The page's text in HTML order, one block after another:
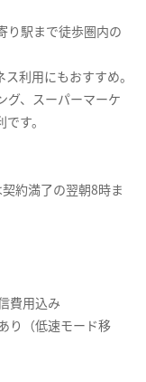
り駅まで徒歩圏内の
利用にもおすすめ。
グ、スーパーマーケ
す。
約満了の翌朝8時ま
費用込み
り（低速モード移